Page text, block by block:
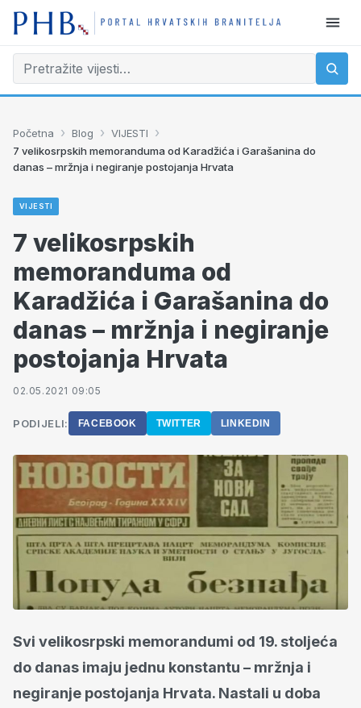
Početna › Blog › VIJESTI ›
7 velikosrpskih memoranduma od Karadžića i Garašanina do
danas – mržnja i negiranje postojanja Hrvata
VIJESTI
7 velikosrpskih
memoranduma od
Karadžića i Garašanina do
danas – mržnja i negiranje
postojanja Hrvata
02.05.2021 09:05
PODIJELI: FACEBOOK TWITTER LINKEDIN
Svi velikosrpski memorandumi od 19. stoljeća
do danas imaju jednu konstantu – mržnja i
negiranje postojanja Hrvata. Nastali u doba